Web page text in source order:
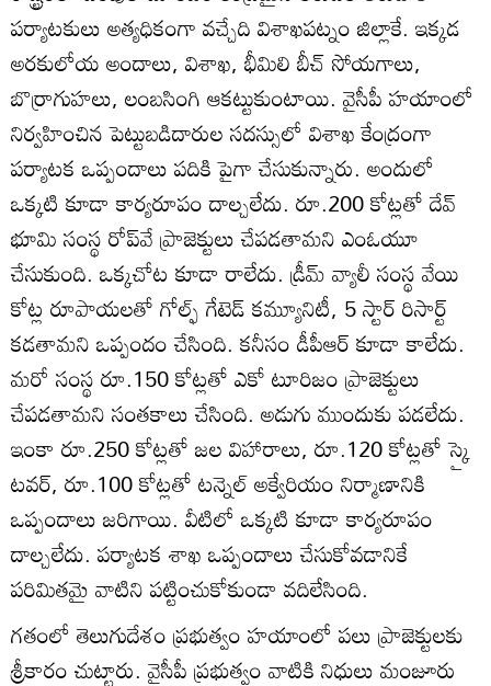
పర్యాటకులు అత్యధికంగా వచ్చేది విశాఖపట్నం జిల్లాకే. ఇక్కడ
అరకులోయ అందాలు, విశాఖ, భీమిలి బీచ్‌ సోయగాలు,
బొర్రాగుహలు, లంబసింగి ఆకట్టుకుంటాయి. వైసీపీ హయాంలో
నిర్వహించిన పెట్టుబడిదారుల సదస్సులో విశాఖ కేంద్రంగా
పర్యాటక ఒప్పందాలు పదికి పైగా చేసుకున్నారు. అందులో
ఒక్కటి కూడా కార్యరూపం దాల్చలేదు. రూ.200 కోట్లతో దేవ్‌
భూమి సంస్థ రోప్‌వే ప్రాజెక్టులు చేపడతామని ఎంఓయూ
చేసుకుంది. ఒక్కచోట కూడా రాలేదు. డ్రీమ్‌ వ్యాలీ సంస్థ వేయి
కోట్ల రూపాయలతో గోల్ఫ్‌ గేటెడ్‌ కమ్యూనిటీ, 5 స్టార్‌ రిసార్ట్‌
కడతామని ఒప్పందం చేసింది. కనీసం డీపీఆర్‌ కూడా కాలేదు.
మరో సంస్థ రూ.150 కోట్లతో ఎకో టూరిజం ప్రాజెక్టులు
చేపడతామని సంతకాలు చేసింది. అడుగు ముందుకు పడలేదు.
ఇంకా రూ.250 కోట్లతో జల విహారాలు, రూ.120 కోట్లతో స్కై
టవర్‌, రూ.100 కోట్లతో టన్నెల్‌ అక్వేరియం నిర్మాణానికి
ఒప్పందాలు జరిగాయి. వీటిలో ఒక్కటి కూడా కార్యరూపం
దాల్చలేదు. పర్యాటక శాఖ ఒప్పందాలు చేసుకోవడానికే
పరిమితమై వాటిని పట్టించుకోకుండా వదిలేసింది.
గతంలో తెలుగుదేశం ప్రభుత్వం హయాంలో పలు ప్రాజెక్టులకు
శ్రీకారం చుట్టారు. వైసీపీ ప్రభుత్వం వాటికి నిధులు మంజూరు